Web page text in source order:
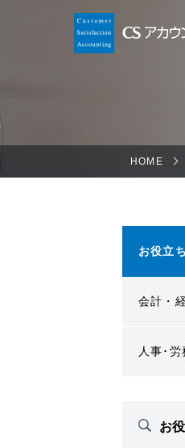
HOME
お役立
会計・
人事･労
お